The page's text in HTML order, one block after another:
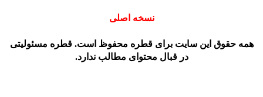
نسخه اصلی
حقوق این سایت برای قطره محفوظ است. قطره مسئولیتی
در قبال محتوای مطالب ندارد.